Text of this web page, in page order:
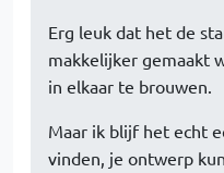
Erg leuk dat het de
makkelijker gemaakt
in elkaar te brouwen.
Maar ik blijf het echt
vinden, je ontwerp